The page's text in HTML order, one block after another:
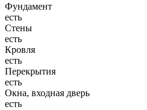
Фундамент
есть
Стены
есть
Кровля
есть
Перекрытия
есть
Окна, входная дверь
есть